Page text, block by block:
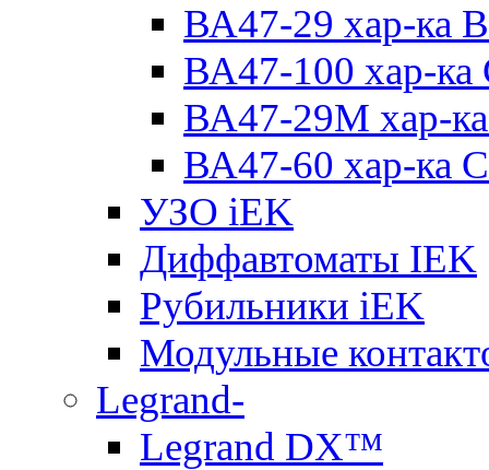
ВА47-29 хар-ка B
ВА47-100 хар-ка
ВА47-29M хар-
ВА47-60 хар-ка C
УЗО iEK
Диффавтоматы IEK
Рубильники iEK
Модульные
Legrand-
Legrand DX™